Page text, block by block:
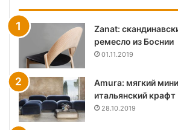
Zanat:
ремесло из Боснии
01.11.2019
Amura: мягкий
итальянский крафт
28.10.2019